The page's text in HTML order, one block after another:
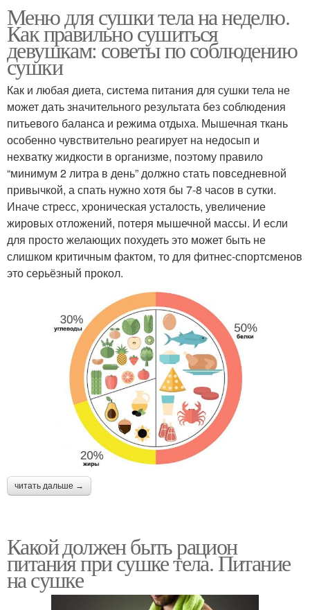
Меню для сушки тела на неделю.
Как правильно сушиться
девушкам: советы по соблюдению
сушки
Как и любая диета, система питания для сушки тела не
может дать значительного результата без соблюдения
питьевого баланса и режима отдыха. Мышечная ткань
особенно чувствительно реагирует на недосып и
нехватку жидкости в организме, поэтому правило
“минимум 2 литра в день” должно стать повседневной
привычкой, а спать нужно хотя бы 7-8 часов в сутки.
Иначе стресс, хроническая усталость, увеличение
жировых отложений, потеря мышечной массы. И если
для просто желающих похудеть это может быть не
слишком критичным фактом, то для фитнес-спортсменов
это серьёзный прокол.
читать дальше →
Какой должен быть рацион
питания при сушке тела. Питание
на сушке